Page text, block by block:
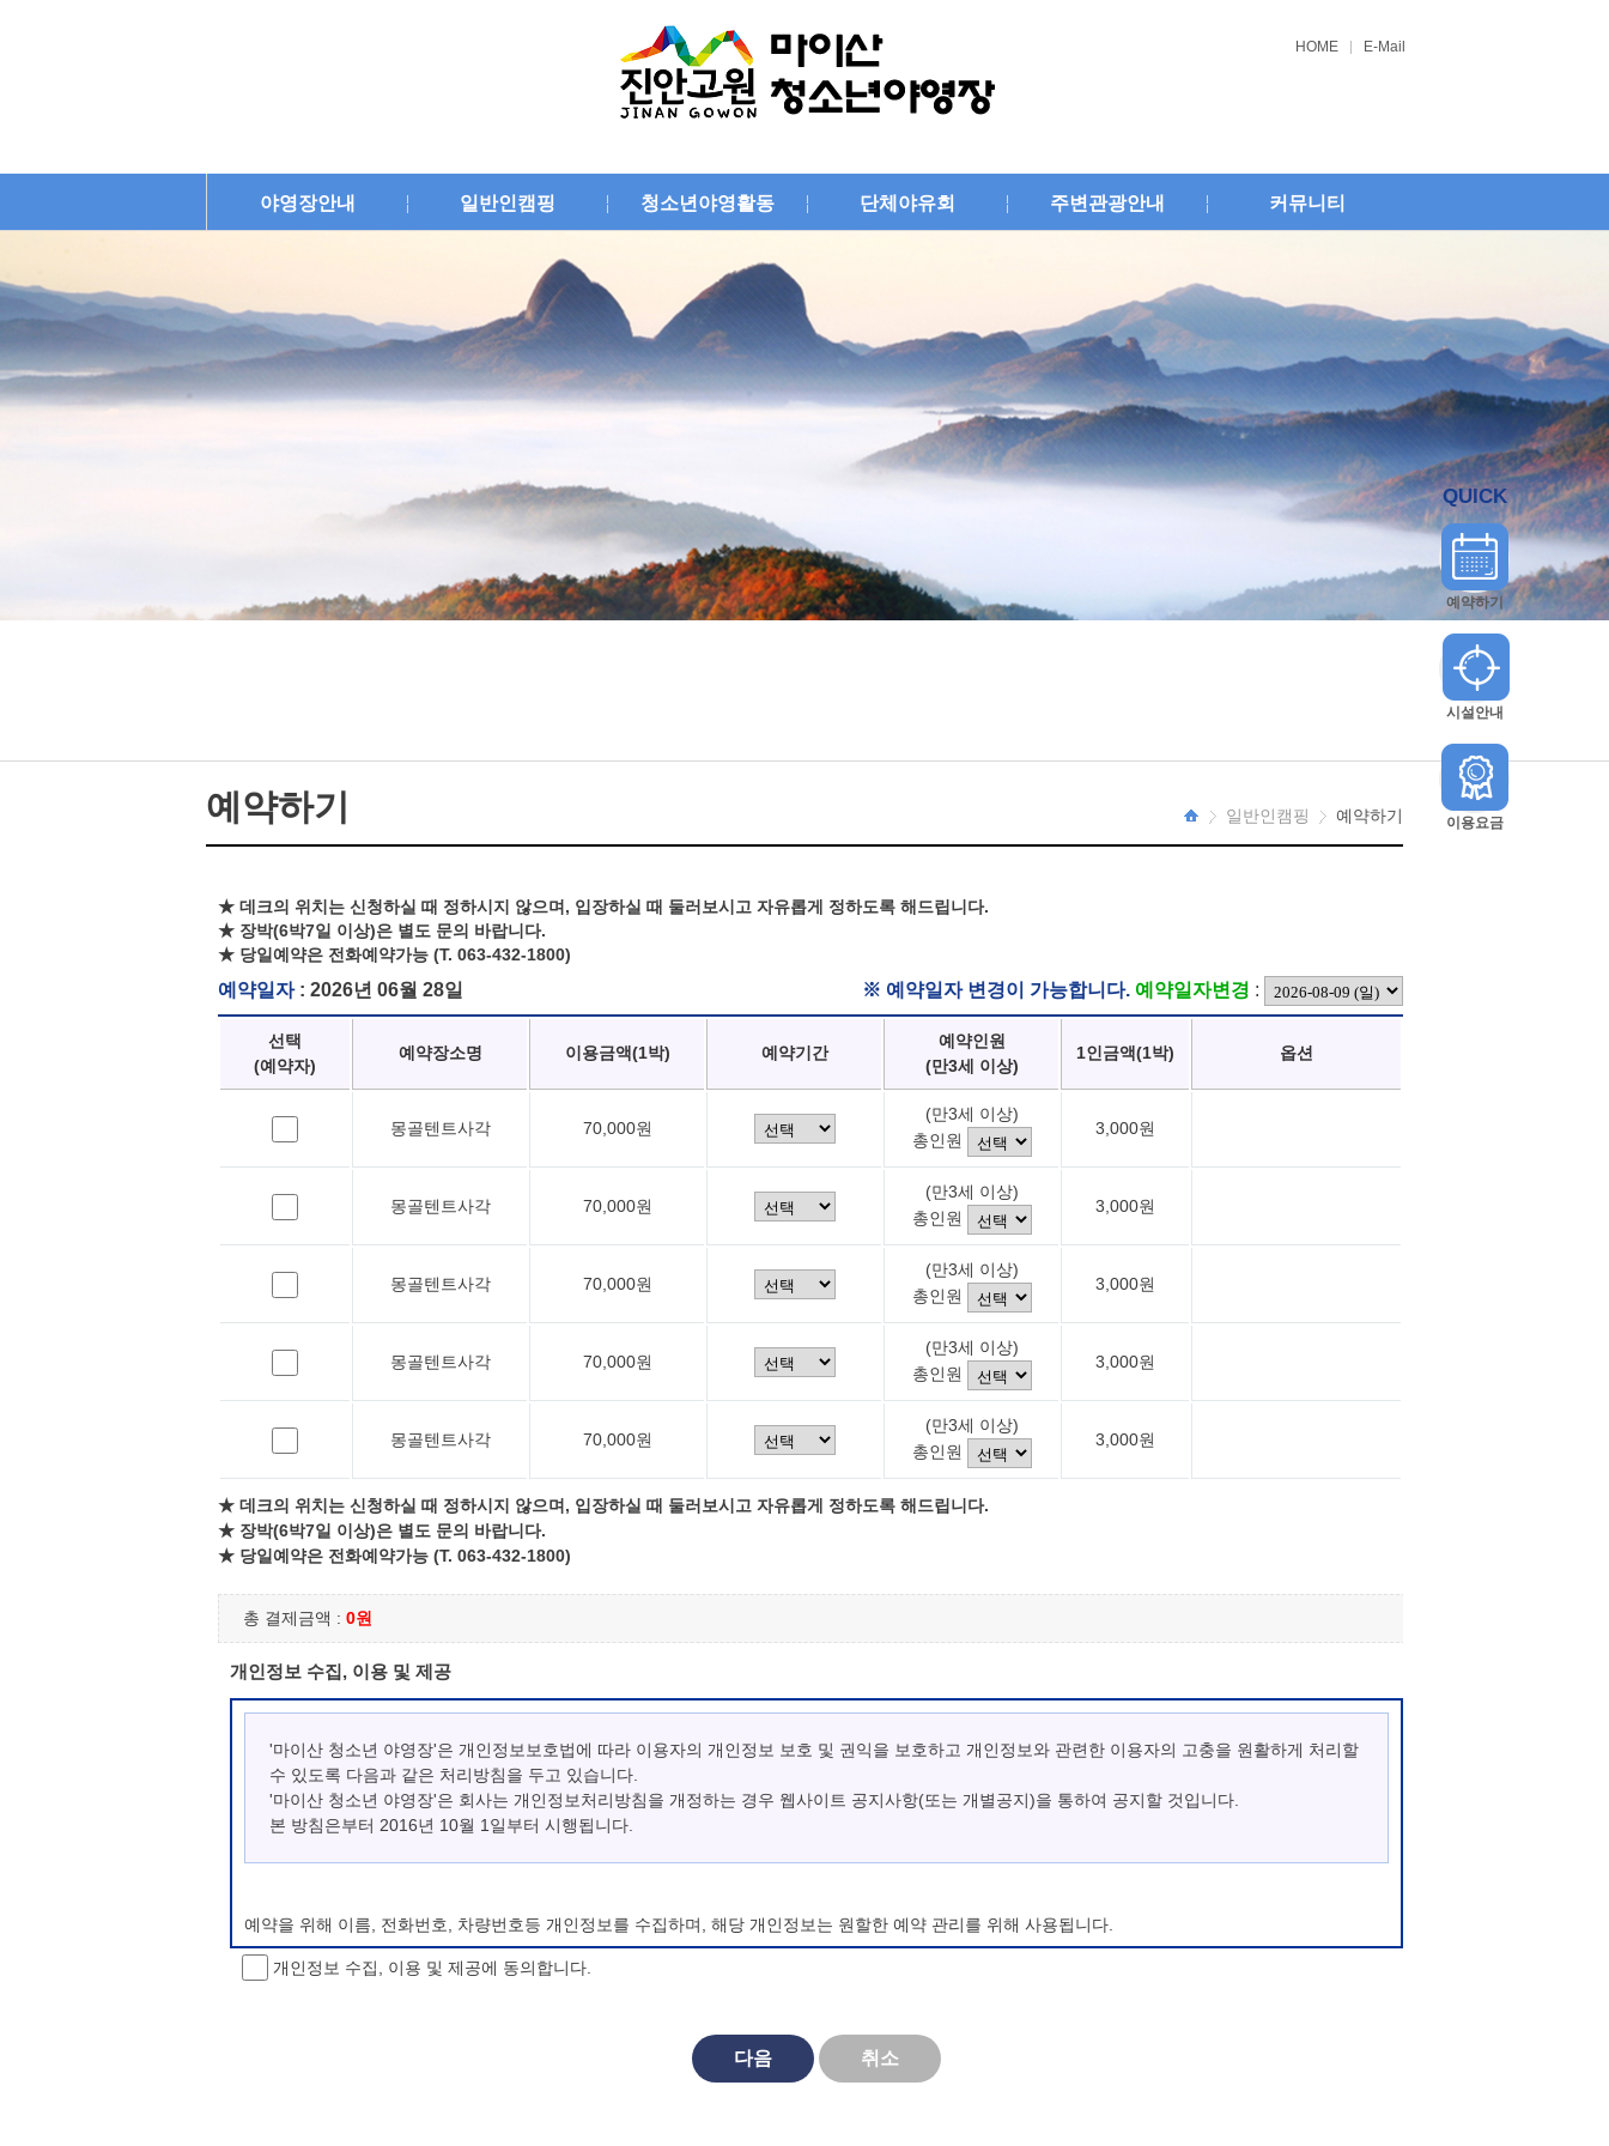
HOME E-Mail
야영장안내 일반인캠핑 청소년야영활동 단체야유회 주변관광안내 커뮤니티
예약하기 일반인캠핑 예약하기
★ 데크의 위치는 신청하실 때 정하시지 않으며, 입장하실 때 둘러보시고 자유롭게 정하도록 해드립니다.
★ 장박(6박7일 이상)은 별도 문의 바랍니다.
★ 당일예약은 전화예약가능 (T. 063-432-1800)
예약일자: 2026년 06월 28일 ※ 예약일자 변경이 가능합니다. 예약일자변경 :
선택
(예약자)
예약장소명 이용금액(1박) 예약기간
예약인원
(만3세 이상)
1인금액(1박) 옵션
몽골텐트사각 70,000원
(만3세 이상)
총인원
3,000원
몽골텐트사각 70,000원
(만3세 이상)
총인원
3,000원
몽골텐트사각 70,000원
(만3세 이상)
총인원
3,000원
몽골텐트사각 70,000원
(만3세 이상)
총인원
3,000원
몽골텐트사각 70,000원
(만3세 이상)
총인원
3,000원
★ 데크의 위치는 신청하실 때 정하시지 않으며, 입장하실 때 둘러보시고 자유롭게 정하도록 해드립니다.
★ 장박(6박7일 이상)은 별도 문의 바랍니다.
★ 당일예약은 전화예약가능 (T. 063-432-1800)
총 결제금액 : 0원
개인정보 수집, 이용 및 제공
'마이산 청소년 야영장'은 개인정보보호법에 따라 이용자의 개인정보 보호 및 권익을 보호하고 개인정보와 관련한 이용자의 고충을 원활하게 처리할
수 있도록 다음과 같은 처리방침을 두고 있습니다.
'마이산 청소년 야영장'은 회사는 개인정보처리방침을 개정하는 경우 웹사이트 공지사항(또는 개별공지)을 통하여 공지할 것입니다.
본 방침은부터 2016년 10월 1일부터 시행됩니다.
예약을 위해 이름, 전화번호, 차량번호등 개인정보를 수집하며, 해당 개인정보는 원할한 예약 관리를 위해 사용됩니다.
개인정보 처리방침 변경
개인정보 수집, 이용 및 제공에 동의합니다.
다음 취소
QUICK
예약하기
시설안내
이용요금